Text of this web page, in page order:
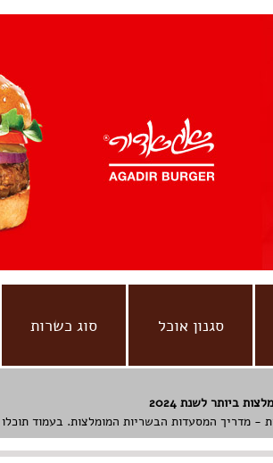
סגנון אוכל סוג כשרות
ביותר לשנת 2024